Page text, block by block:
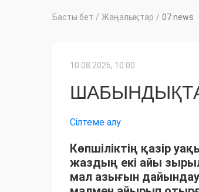
Басты бет / Жаңалықтар / 07 news
10.08.2026, 10:00
Сілтеме алу
Көпшіліктің қазір
жаздың екі айы
мал азығын